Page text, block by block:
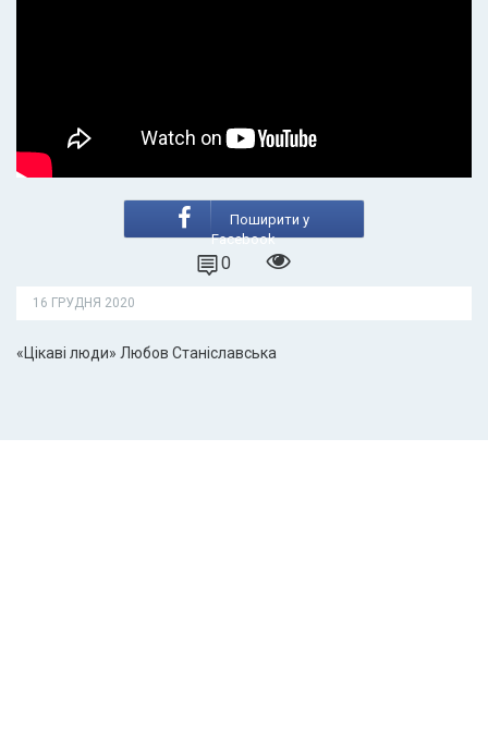
Поширити у
Facebook
0
16 ГРУДНЯ 2020
«Цікаві люди» Любов Станіславська